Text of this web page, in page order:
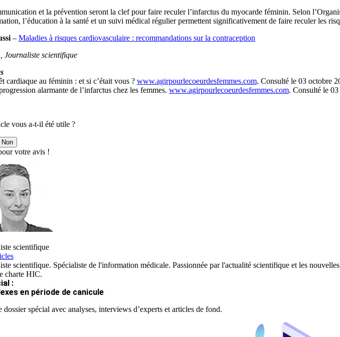
et la prévention seront la clef pour faire reculer l’infarctus du myocarde féminin. Selon
l’éducation à la santé et un suivi médical régulier permettent significativement de faire reculer les
– Maladies à risques cardiovasculaire : recommandations sur la contraception
Journaliste scientifique
cardiaque au féminin : et si c’était vous ? www.agirpourlecoeurdesfemmes.com. Consulté le 03 octobre
alarmante de l’infarctus chez les femmes. www.agirpourlecoeurdesfemmes.com. Consulté le
vous a-t-il été utile ?
Non
votre avis !
scientifique
scientifique. Spécialiste de l'information médicale. Passionnée par l'actualité scientifique et les
charte HIC.
:
en période de canicule
dossier spécial avec analyses, interviews d’experts et articles de fond.